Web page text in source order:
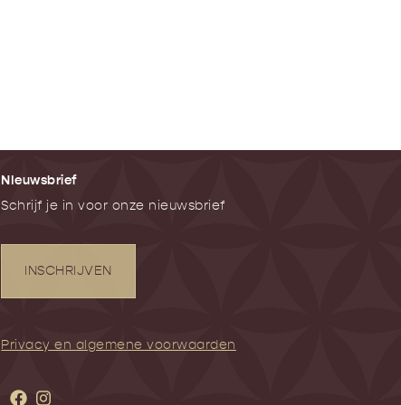
NIeuwsbrief
Schrijf je in voor onze nieuwsbrief
INSCHRIJVEN
Privacy en algemene voorwaarden